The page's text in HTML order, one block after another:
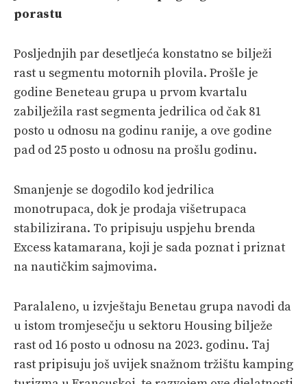
porastu
Posljednjih par desetljeća konstatno se bilježi
rast u segmentu motornih plovila. Prošle je
godine Beneteau grupa u prvom kvartalu
zabilježila rast segmenta jedrilica od čak 81
posto u odnosu na godinu ranije, a ove godine
pad od 25 posto u odnosu na prošlu godinu.
Smanjenje se dogodilo kod jedrilica
monotrupaca, dok je prodaja višetrupaca
stabilizirana. To pripisuju uspjehu brenda
Excess katamarana, koji je sada poznat i priznat
na nautičkim sajmovima.
Paralaleno, u izvještaju Benetau grupa navodi da
u istom tromjesečju u sektoru Housing bilježe
rast od 16 posto u odnosu na 2023. godinu. Taj
rast pripisuju još uvijek snažnom tržištu kamping